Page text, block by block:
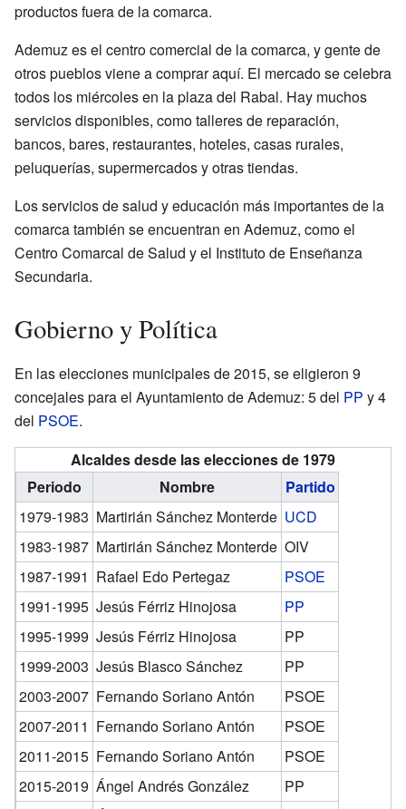
productos fuera de la comarca.
Ademuz es el centro comercial de la comarca, y gente de
otros pueblos viene a comprar aquí. El mercado se celebra
todos los miércoles en la plaza del Rabal. Hay muchos
servicios disponibles, como talleres de reparación,
bancos, bares, restaurantes, hoteles, casas rurales,
peluquerías, supermercados y otras tiendas.
Los servicios de salud y educación más importantes de la
comarca también se encuentran en Ademuz, como el
Centro Comarcal de Salud y el Instituto de Enseñanza
Secundaria.
Gobierno y Política
En las elecciones municipales de 2015, se eligieron 9
concejales para el Ayuntamiento de Ademuz: 5 del PP y 4
del PSOE.
Alcaldes desde las elecciones de 1979
Periodo
Nombre
Partido
1979-1983 Martirián Sánchez Monterde UCD
1983-1987 Martirián Sánchez Monterde OIV
1987-1991 Rafael Edo Pertegaz
PSOE
1991-1995 Jesús Férriz Hinojosa
PP
1995-1999 Jesús Férriz Hinojosa
PP
1999-2003 Jesús Blasco Sánchez
PP
2003-2007 Fernando Soriano Antón
PSOE
2007-2011 Fernando Soriano Antón
PSOE
2011-2015 Fernando Soriano Antón
PSOE
2015-2019 Ángel Andrés González
PP